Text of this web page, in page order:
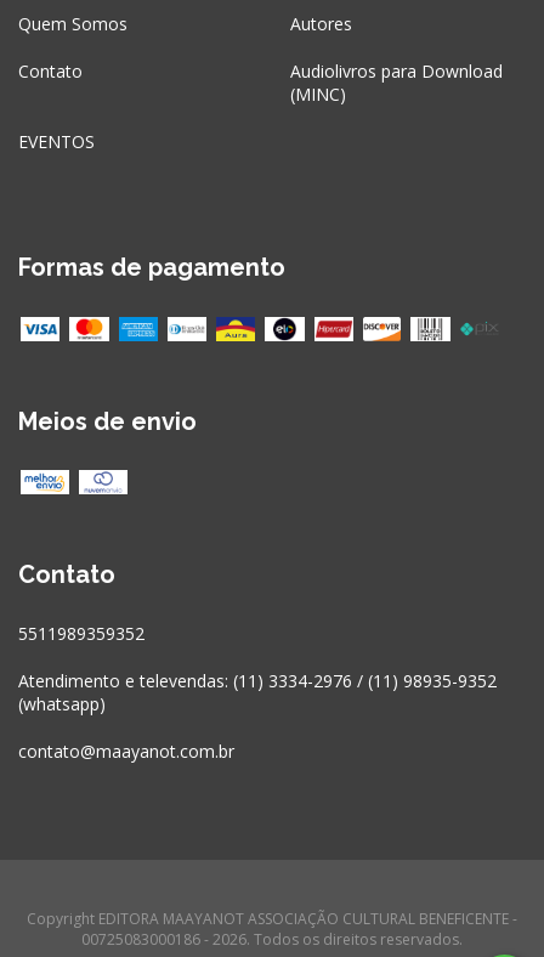
Quem Somos Autores
Contato
Audiolivros para Download
(MINC)
EVENTOS
Formas de pagamento
Meios de envio
Contato
5511989359352
Atendimento e televendas: (11) 3334-2976 / (11) 98935-9352
(whatsapp)
contato@maayanot.com.br
Copyright EDITORA MAAYANOT ASSOCIAÇÃO CULTURAL BENEFICENTE -
00725083000186 - 2026. Todos os direitos reservados.